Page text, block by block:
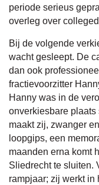
periode serieus
overleg over
Bij de volgende
wacht gesleept. De
dan ook
fractievoorzitter
Hanny was in de
onverkiesbare plaats
maakt zij, zwanger
loopgips, een
maanden erna komt
Sliedrecht te sluiten.
rampjaar; zij werkt